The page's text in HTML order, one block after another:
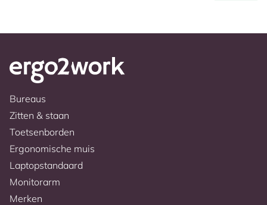
Bureaus
Zitten & staan
Toetsenborden
Ergonomische muis
Laptopstandaard
Monitorarm
Merken